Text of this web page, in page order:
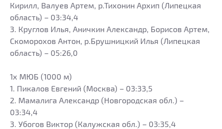
Кирилл, Валуев Артем, р.Тихонин Архип (Липецкая
область) – 03:34,4
3. Круглов Илья, Аничкин Александр, Борисов Артем,
Скоморохов Антон, р.Брушницкий Илья (Липецкая
область) – 05:26,0
1х МЮБ (1000 м)
1. Пикалов Евгений (Москва) – 03:33,5
2. Мамалига Александр (Новгородская обл.) –
03:34,4
3. Убогов Виктор (Калужская обл.) – 03:35,4